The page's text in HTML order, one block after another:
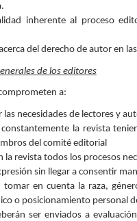
inherente al proceso
del derecho de autor en
de los editores
a:
las necesidades de lectores y
la revista
del comité editorial
la revista todos los procesos
sin llegar a consentir
tomar en cuenta la raza,
o posicionamiento personal
ser enviados a